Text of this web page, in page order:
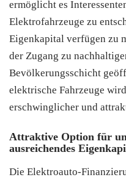
ermöglicht es
Elektrofahrzeuge zu
Eigenkapital verfügen zu
der Zugang zu
Bevölkerungsschicht
elektrische Fahrzeuge
erschwinglicher und
Attraktive Option für
ausreichendes
Die Elektroauto-